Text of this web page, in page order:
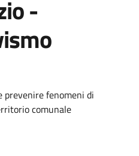
-
prevenire fenomeni di
comunale